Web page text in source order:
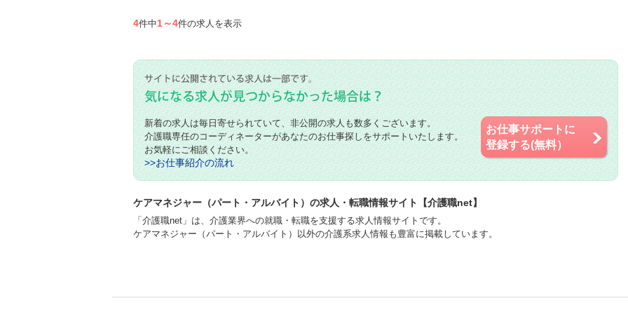
4件中1～4件の求人を表示
新着の求人は毎日寄せられていて、非公開の求人も数多くございます。
介護職専任のコーディネーターがあなたのお仕事探しをサポートいたします。
お気軽にご相談ください。
>>お仕事紹介の流れ
お仕事サポートに
登録する(無料）
ケアマネジャー（パート・アルバイト）の求人・転職情報サイト【介護職net】
「介護職net」は、介護業界への就職・転職を支援する求人情報サイトです。
ケアマネジャー（パート・アルバイト）以外の介護系求人情報も豊富に掲載しています。